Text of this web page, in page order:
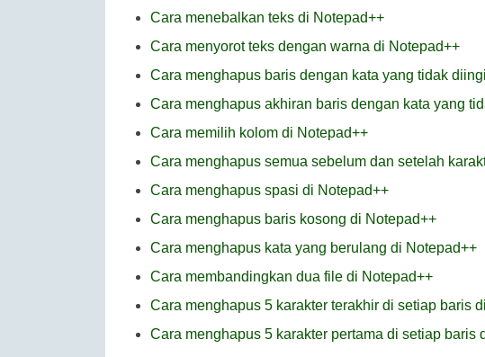
Cara menebalkan teks di Notepad++
Cara menyorot teks dengan warna di Notepad++
Cara menghapus baris dengan kata yang tidak
Cara menghapus akhiran baris dengan kata yang
Cara memilih kolom di Notepad++
Cara menghapus semua sebelum dan setelah
Cara menghapus spasi di Notepad++
Cara menghapus baris kosong di Notepad++
Cara menghapus kata yang berulang di Notepad++
Cara membandingkan dua file di Notepad++
Cara menghapus 5 karakter terakhir di setiap baris
Cara menghapus 5 karakter pertama di setiap baris